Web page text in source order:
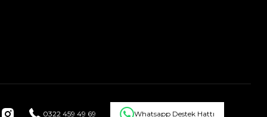
0322 459 49 69 Whatsapp Destek Hattı